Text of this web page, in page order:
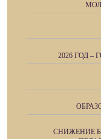
2026 ГОД
СНИЖЕНИЕ